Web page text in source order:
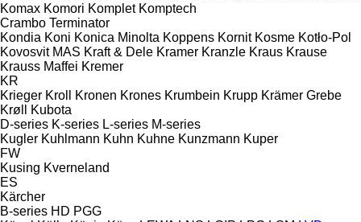
Komax Komori Komplet Komptech
Crambo Terminator
Kondia Koni Konica Minolta Koppens Kornit Kosme Kotło-Pol
Kovosvit MAS Kraft & Dele Kramer Kranzle Kraus Krause
Krauss Maffei Kremer
KR
Krieger Kroll Kronen Krones Krumbein Krupp Krämer Grebe
Krøll
Kubota
D-series K-series L-series M-series
Kugler Kuhlmann Kuhn Kuhne Kunzmann Kuper
FW
Kusing Kverneland
ES
Kärcher
B-series HD PGG